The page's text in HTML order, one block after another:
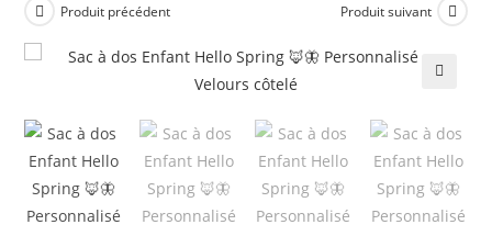
Produit précédent Produit suivant